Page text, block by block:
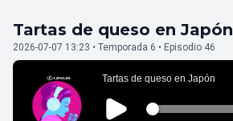
Tartas de queso en Japón
2026-07-07 13:23 • Temporada 6 • Episodio 46